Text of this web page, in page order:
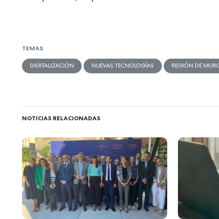
TEMAS
DIGITALIZACIÓN NUEVAS TECNOLOGÍAS REGIÓN DE
NOTICIAS RELACIONADAS